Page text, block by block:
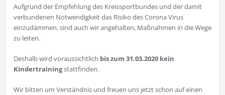
Aufgrund der Empfehlung des Kreissportbundes und der damit
verbundenen Notwendigkeit das Risiko des Corona Virus
einzudämmen, sind auch wir angehalten, Maßnahmen in die Wege
zu leiten.
Deshalb wird voraussichtlich bis zum 31.03.2020 kein
Kindertrainingstattfinden.
Wir bitten um Verständnis und freuen uns jetzt schon auf einen